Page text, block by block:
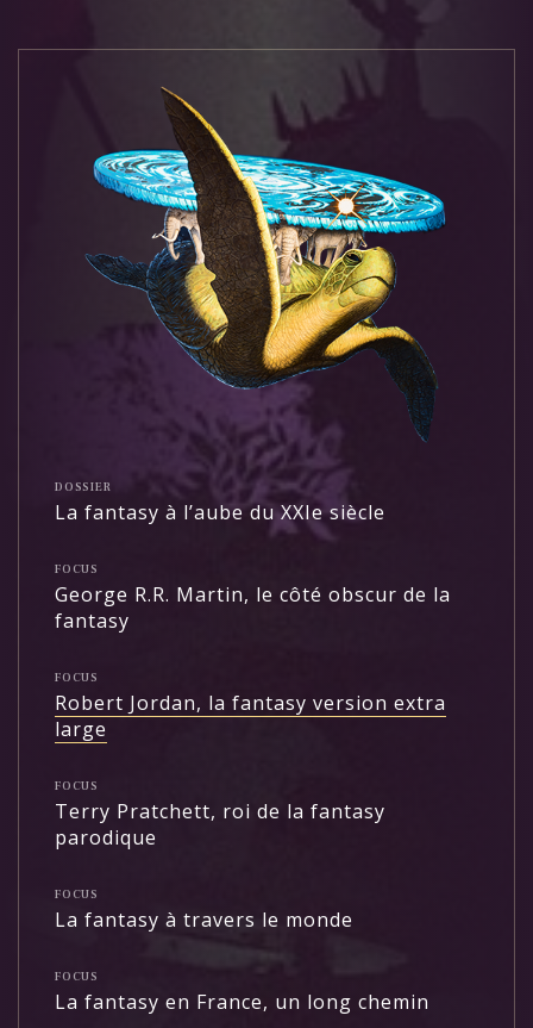
DOSSIER
La fantasy à l’aube du XXIe siècle
FOCUS
George R.R. Martin, le côté obscur de la
fantasy
FOCUS
Robert Jordan, la fantasy version extra
large
FOCUS
Terry Pratchett, roi de la fantasy
parodique
FOCUS
La fantasy à travers le monde
FOCUS
La fantasy en France, un long chemin